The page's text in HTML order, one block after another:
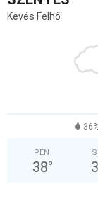
Kevés Felhő
PÉN
38°